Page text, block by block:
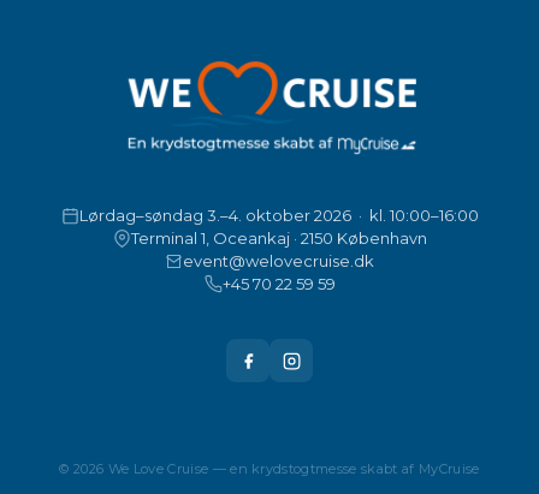
Lørdag–søndag 3.–4. oktober 2026 · kl. 10:00–16:00
Terminal 1, Oceankaj · 2150 København
event@welovecruise.dk
+45 70 22 59 59
© 2026 We Love Cruise — en krydstogtmesse skabt af MyCruise